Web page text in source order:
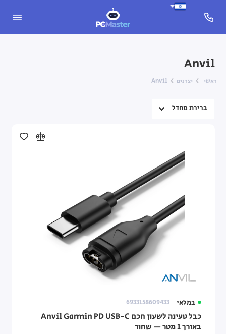
Anvil
ראשי יצרנים Anvil
במלאי 6933158609433
כבל טעינה לשעון חכם Anvil Garmin PD USB-C
באורך 1 מטר — שחור